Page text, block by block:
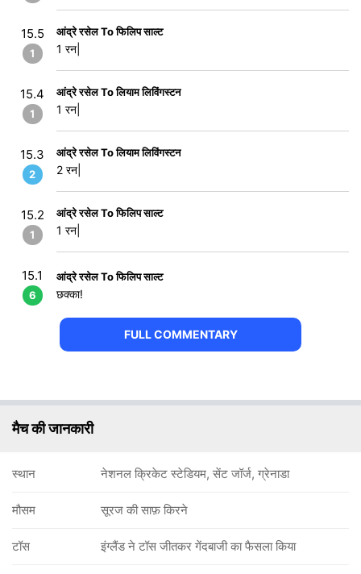
15.5
1
आंद्रे रसेल To फिलिप साल्ट
1 रन|
15.4
1
आंद्रे रसेल To लियाम लिविंगस्टन
1 रन|
15.3
2
आंद्रे रसेल To लियाम लिविंगस्टन
2 रन|
15.2
1
आंद्रे रसेल To फिलिप साल्ट
1 रन|
15.1
6
आंद्रे रसेल To फिलिप साल्ट
छक्का!
FULL COMMENTARY
मैच की जानकारी
स्थान नेशनल क्रिकेट स्टेडियम, सेंट जॉर्ज, ग्रेनाडा
मौसम सूरज की साफ़ किरने
टॉस इंग्लैंड ने टॉस जीतकर गेंदबाजी का फैसला किया